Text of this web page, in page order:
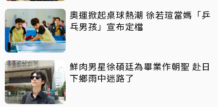
奧運掀起桌球熱潮 徐若瑄當媽「乒
乓男孩」宣布定檔
鮮肉男星徐碩廷為畢業作朝聖 赴日
下鄉雨中迷路了